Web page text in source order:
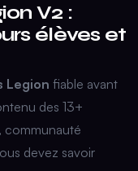
V2 :
élèves et
Legion fiable avant
des 13+
communauté
devez savoir